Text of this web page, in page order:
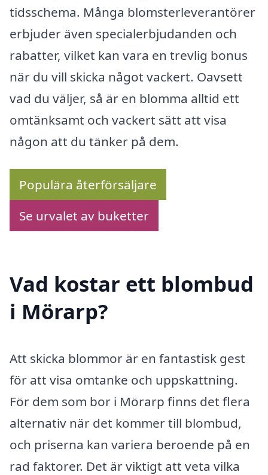
tidsschema. Många blomsterleverantörer
erbjuder även specialerbjudanden och
rabatter, vilket kan vara en trevlig bonus
när du vill skicka något vackert. Oavsett
vad du väljer, så är en blomma alltid ett
omtänksamt och vackert sätt att visa
någon att du tänker på dem.
Populära återförsäljare
Se urvalet av buketter
Vad kostar ett blombud
i Mörarp?
Att skicka blommor är en fantastisk gest
för att visa omtanke och uppskattning.
För dem som bor i Mörarp finns det flera
alternativ när det kommer till blombud,
och priserna kan variera beroende på en
rad faktorer. Det är viktigt att veta vilka